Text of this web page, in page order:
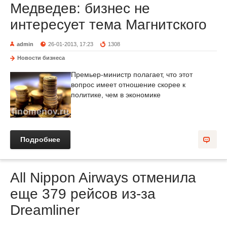
Медведев: бизнес не
интересует тема Магнитского
admin 26-01-2013, 17:23 1308
Новости бизнеса
Премьер-министр полагает, что этот
вопрос имеет отношение скорее к
политике, чем в экономике
Подробнее
All Nippon Airways отменила
еще 379 рейсов из-за
Dreamliner